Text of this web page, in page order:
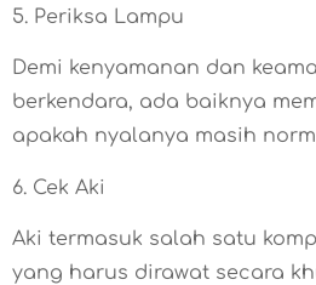
5. Periksa Lampu
Demi kenyamanan dan
berkendara, ada baiknya
apakah nyalanya masih
6. Cek Aki
Aki termasuk salah satu
yang harus dirawat secara